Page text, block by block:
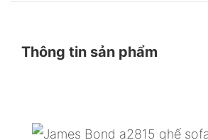
Thông tin sản phẩm